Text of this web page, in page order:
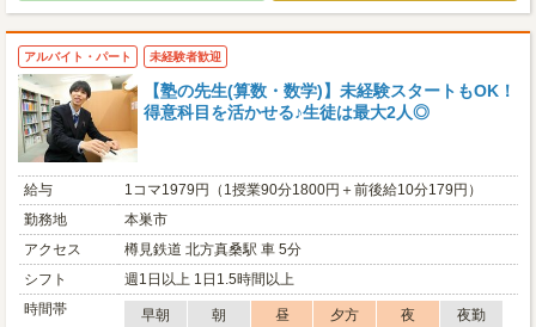
アルバイト・パート 未経験者歓迎
【塾の先生(算数・数学)】未経験スタートもOK！
得意科目を活かせる♪生徒は最大2人◎
給与
1コマ1979円（1授業90分1800円＋前後給10分179円）
勤務地
本巣市
アクセス
樽見鉄道 北方真桑駅 車 5分
シフト
週1日以上 1日1.5時間以上
時間帯
早朝 朝 昼 夕方 夜
夜勤